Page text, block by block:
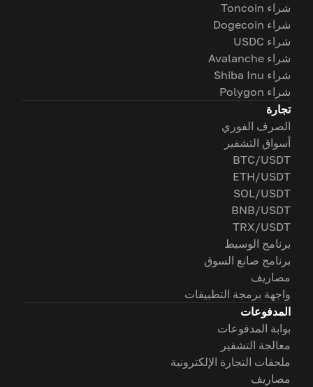
شراء Toncoin
شراء Dogecoin
شراء USDC
شراء Avalanche
شراء Shiba Inu
شراء Polygon
تجارة
الصرف الفوري
أسواق التشفير
BTC/USDT
ETH/USDT
SOL/USDT
BNB/USDT
TRX/USDT
برنامج الوسيط
برنامج صانع السوق
مصاريف
واجهة برمجة التطبيقات
المدفوعات
بوابة المدفوعات
معالجة التشفير
ملحقات التجارة الإلكترونية
مصاريف